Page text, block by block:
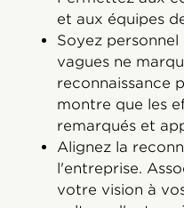
et aux équipes
Soyez
vagues ne
reconnaissance
montre que les
remarqués et
Alignez la
l'entreprise.
votre vision à